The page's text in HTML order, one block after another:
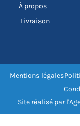
À propos
Livraison
Mentions légales
Site réalisé par